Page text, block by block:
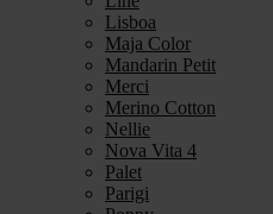
Lisboa
Maja Color
Mandarin Petit
Merci
Merino Cotton
Nellie
Nova Vita 4
Palet
Parigi